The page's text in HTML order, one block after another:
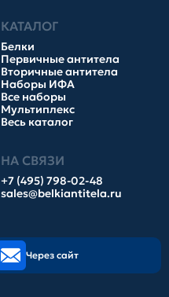
КАТАЛОГ
Белки
Первичные антитела
Вторичные антитела
Наборы ИФА
Все наборы
Мультиплекс
Весь каталог
НА СВЯЗИ
+7 (495) 798-02-48
sales@belkiantitela.ru
Через сайт